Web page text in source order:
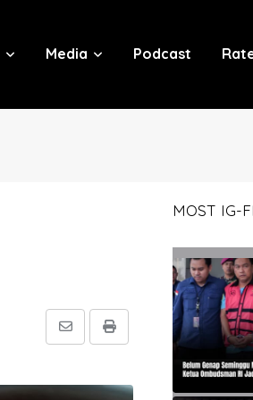
Media Podcast
Print
Share
MOST IG-